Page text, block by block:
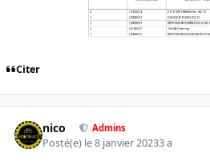
Citer
nico Admins
Posté(e) le 8 janvier 20233 a